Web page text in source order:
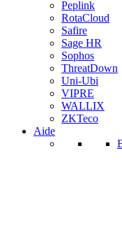
Peplink
RotaCloud
Safire
Sage HR
Sophos
ThreatDown
Uni-Ubi
VIPRE
WALLIX
ZKTeco
Aide